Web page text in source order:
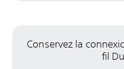
Conservez la
fil